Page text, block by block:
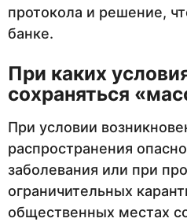
протокола и решение,
банке.
При каких
сохраняться
При условии
распространения
заболевания или при
ограничительных
общественных местах